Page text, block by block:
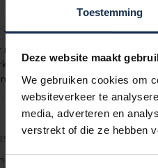
Toestemming
Deze website maakt
We gebruiken cookies om
websiteverkeer te
media, adverteren en
verstrekt of die ze hebben
2025 at 17:48
aan de bovenkant van mijn
gaan, werd om mij heen veel
gaat simpel en doe ik s'avonds,
at 08:56
warme vriend op vakantie